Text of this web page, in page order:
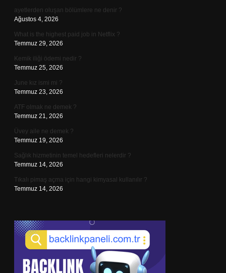
ayetlerden oluşan bölümlere ne denir ?
Ağustos 4, 2026
What is the highest paid job in Netflix ?
Temmuz 29, 2026
Kemik iliği ödemi nedir ?
Temmuz 25, 2026
June kız ismi mi ?
Temmuz 23, 2026
ATF olmak ne demek ?
Temmuz 21, 2026
Üvey aile ne demek ?
Temmuz 19, 2026
Sağlık hizmetinin temel hedefleri nelerdir ?
Temmuz 14, 2026
Tıkalı pimaş açma için hangi kimyasal kullanılır ?
Temmuz 14, 2026